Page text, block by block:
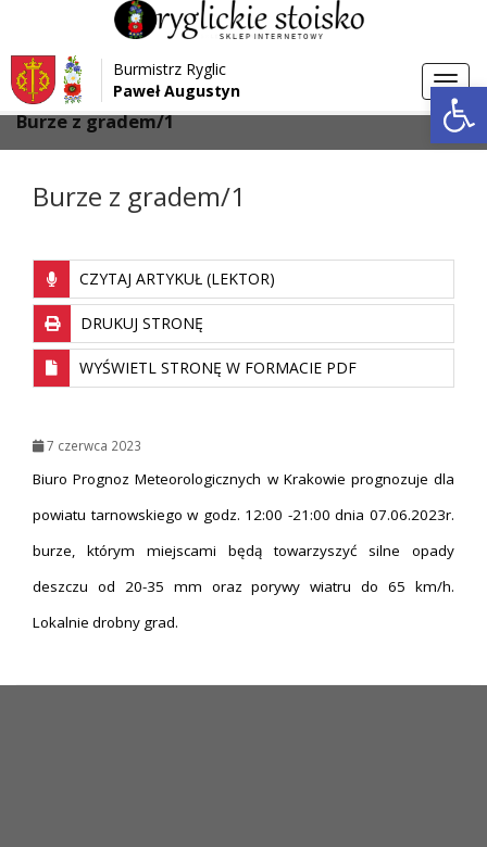
Przejdź do menu
Przejdź do głównej treści strony
Przejdź do stopki strony
Burmistrz Ryglic
Paweł Augustyn
Strona główna > Aktualności
Burze z gradem/1
Burze z gradem/1
CZYTAJ ARTYKUŁ (LEKTOR)
DRUKUJ STRONĘ
WYŚWIETL STRONĘ W FORMACIE PDF
7 czerwca 2023
Biuro Prognoz Meteorologicznych w Krakowie prognozuje dla
powiatu tarnowskiego w godz. 12:00 -21:00 dnia 07.06.2023r.
burze, którym miejscami będą towarzyszyć silne opady
deszczu od 20-35 mm oraz porywy wiatru do 65 km/h.
Lokalnie drobny grad.